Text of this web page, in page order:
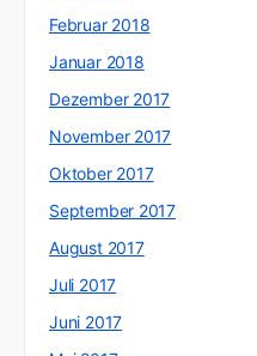
Februar 2018
Januar 2018
Dezember 2017
November 2017
Oktober 2017
September 2017
August 2017
Juli 2017
Juni 2017